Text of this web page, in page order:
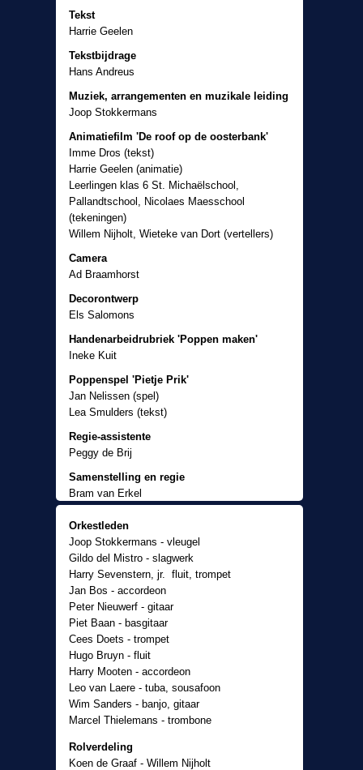
Tekst
Harrie Geelen
Tekstbijdrage
Hans Andreus
Muziek, arrangementen en muzikale leiding
Joop Stokkermans
Animatiefilm 'De roof op de oosterbank'
Imme Dros (tekst)
Harrie Geelen (animatie)
Leerlingen klas 6 St. Michaëlschool,
Pallandtschool, Nicolaes Maesschool
(tekeningen)
Willem Nijholt, Wieteke van Dort (vertellers)
Camera
Ad Braamhorst
Decorontwerp
Els Salomons
Handenarbeidrubriek 'Poppen maken'
Ineke Kuit
Poppenspel 'Pietje Prik'
Jan Nelissen (spel)
Lea Smulders (tekst)
Regie-assistente
Peggy de Brij
Samenstelling en regie
Bram van Erkel
Orkestleden
Joop Stokkermans - vleugel
Gildo del Mistro - slagwerk
Harry Sevenstern, jr. fluit, trompet
Jan Bos - accordeon
Peter Nieuwerf - gitaar
Piet Baan - basgitaar
Cees Doets - trompet
Hugo Bruyn - fluit
Harry Mooten - accordeon
Leo van Laere - tuba, sousafoon
Wim Sanders - banjo, gitaar
Marcel Thielemans - trombone
Rolverdeling
Koen de Graaf - Willem Nijholt